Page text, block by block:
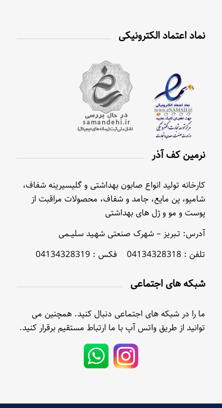
نماد اعتماد الکترونیکی
نرمین کف آذر
کارخانه تولید انواع صابون بهداشتی و گلیسیرینه شفاف،
شامپو، پن مایع، جامد و شفاف، محصولات مراقبت از
پوست و مو و ژل های بهداشتی
آدرس: تـبریز – شهرک صنعتی شهـید سلیــمی
تلفن : 04134328318 فکس : 04134328319
شبکه های اجتماعی
ما را در شبکه های اجتماعی دنبال کنید. همچنین می
توانید از طریق واتس آپ با ما ارتباط مستقیم برقرار کنید.